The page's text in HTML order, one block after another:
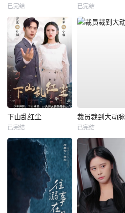
已完结 已完结
下山乱红尘
已完结
裁员裁到大动脉
已完结